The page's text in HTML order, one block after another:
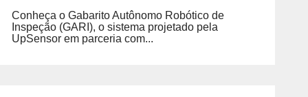
Conheça o Gabarito Autônomo Robótico de
Inspeção (GARI), o sistema projetado pela
UpSensor em parceria com...